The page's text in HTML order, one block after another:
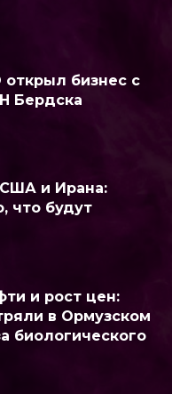
бизнес с
Бердска
и Ирана:
что будут
и рост цен:
в Ормузском
биологического